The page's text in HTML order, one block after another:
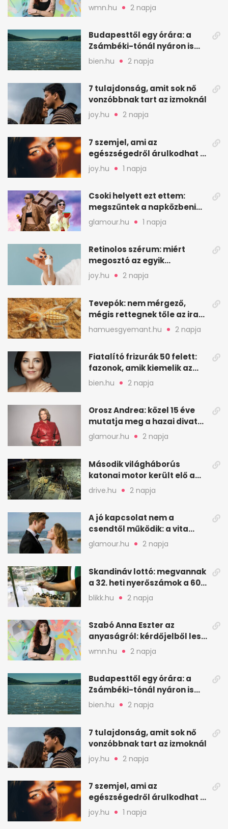
valaha felkiáltójel?
wmn.hu 2 napja
Budapesttől egy órára: a
Zsámbéki-tónál nyáron is
van hely
bien.hu 2 napja
7 tulajdonság, amit sok nő
vonzóbbnak tart az izmoknál
joy.hu 2 napja
7 szemjel, ami az
egészségedről árulkodhat –
erre figyelj oda
joy.hu 1 napja
Csoki helyett ezt ettem:
megszűntek a napközbeni
nassolási rohamok
glamour.hu 1 napja
Retinolos szérum: miért
megosztó az egyik
leghatásosabb
öregedésgátló?
joy.hu 2 napja
Tevepók: nem mérgező,
mégis rettegnek tőle az iraki
sivatagban
hamuesgyemant.hu 2 napja
Fiatalító frizurák 50 felett:
fazonok, amik kiemelik az
arcodat
bien.hu 2 napja
Orosz Andrea: közel 15 éve
mutatja meg a hazai divat
arcait
glamour.hu 2 napja
Második világháborús
katonai motor került elő a
Dunából a Batthyány térnél
drive.hu 2 napja
A jó kapcsolat nem a
csendtől működik: a vita
néha egészséges jel
glamour.hu 2 napja
Skandináv lottó: megvannak
a 32. heti nyerőszámok a 600
milliós játékhoz
blikk.hu 2 napja
Szabó Anna Eszter az
anyaságról: kérdőjelből lesz
valaha felkiáltójel?
wmn.hu 2 napja
Budapesttől egy órára: a
Zsámbéki-tónál nyáron is
van hely
bien.hu 2 napja
7 tulajdonság, amit sok nő
vonzóbbnak tart az izmoknál
joy.hu 2 napja
7 szemjel, ami az
egészségedről árulkodhat –
erre figyelj oda
joy.hu 1 napja